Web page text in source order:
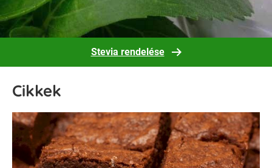
Stevia rendelése
Cikkek